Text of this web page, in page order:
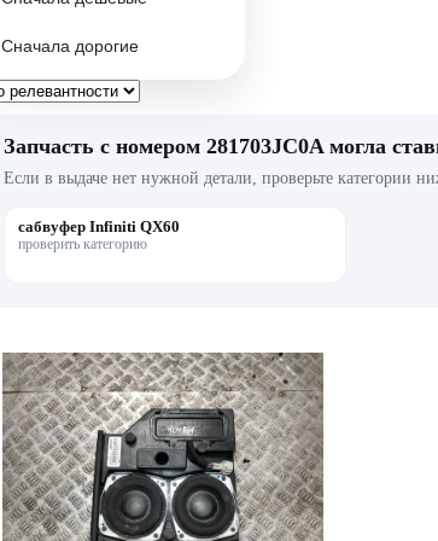
Сначала дорогие
Запчасть с номером 281703JC0A могла
Если в выдаче нет нужной детали, проверьте категории
сабвуфер Infiniti QX60
проверить категорию